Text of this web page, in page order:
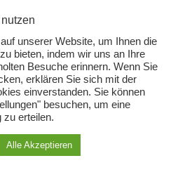
Charakter setzt eine
Summe ein und legt
sich selbst für den
Erfolgswurf eine
negative WM auf. Die
multipliziert mit 5% gilt
als Gewinn, wenn der
unserer Website, um Ihnen die
bieten, indem wir uns an Ihre
Besuche erinnern. Wenn Sie
erklären Sie sich mit der
einverstanden. Sie können
besuchen, um eine
zu erteilen.
Alle Akzeptieren